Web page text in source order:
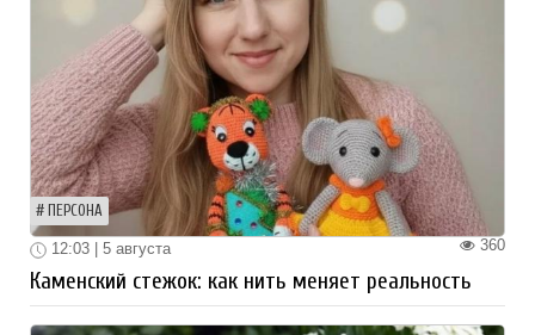
ПЕРСОНА
360
12:03 | 5 августа
Каменский стежок: как нить меняет реальность